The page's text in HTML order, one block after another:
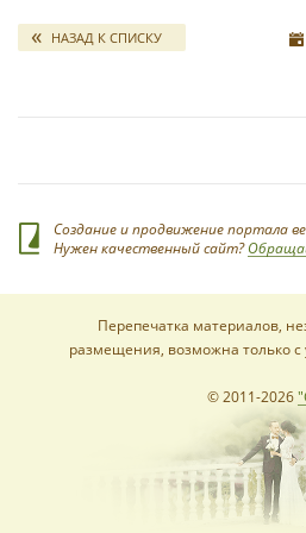
*
*
*
НАЗАД К СПИСКУ
Создание и продвижение портала
Нужен качественный сайт?
Перепечатка материалов,
размещения, возможна только с
© 2011-2026